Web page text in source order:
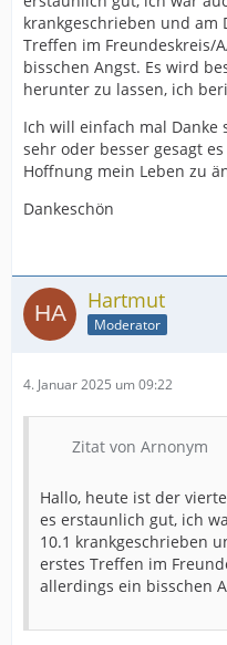
krankgeschrieben und am
Treffen im Freundeskreis/
bisschen Angst. Es wird
herunter zu lassen, ich
Ich will einfach mal
sehr oder besser gesagt
Hoffnung mein Leben zu
Dankeschön
Hartmut
Moderator
4. Januar 2025 um 09:22
Zitat von Arnonym
Hallo, heute ist der
es erstaunlich gut, ich
10.1 krankgeschrieben
erstes Treffen im
allerdings ein bisschen